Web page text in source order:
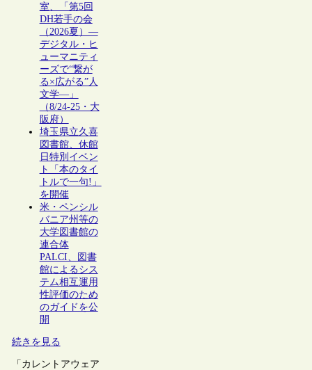
室、「第5回
DH若手の会
（2026夏）―
デジタル・ヒ
ューマニティ
ーズで“繋が
る×広がる”人
文学―」
（8/24-25・大
阪府）
埼玉県立久喜
図書館、休館
日特別イベン
ト「本のタイ
トルで一句!」
を開催
米・ペンシル
バニア州等の
大学図書館の
連合体
PALCI、図書
館によるシス
テム相互運用
性評価のため
のガイドを公
開
続きを見る
「カレントアウェア